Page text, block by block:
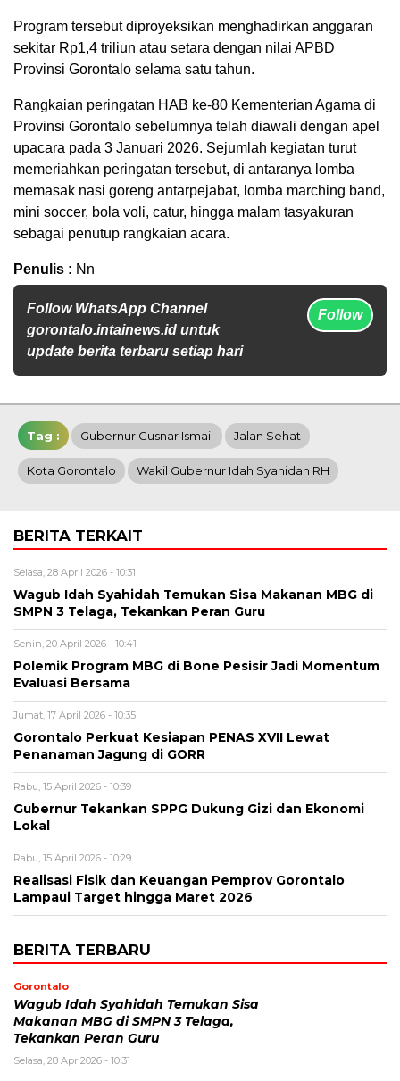
Program tersebut diproyeksikan menghadirkan anggaran
sekitar Rp1,4 triliun atau setara dengan nilai APBD
Provinsi Gorontalo selama satu tahun.
Rangkaian peringatan HAB ke-80 Kementerian Agama di
Provinsi Gorontalo sebelumnya telah diawali dengan apel
upacara pada 3 Januari 2026. Sejumlah kegiatan turut
memeriahkan peringatan tersebut, di antaranya lomba
memasak nasi goreng antarpejabat, lomba marching band,
mini soccer, bola voli, catur, hingga malam tasyakuran
sebagai penutup rangkaian acara.
Penulis : Nn
Follow WhatsApp Channel
gorontalo.intainews.id untuk
update berita terbaru setiap hari
Follow
Tag : Gubernur Gusnar Ismail Jalan Sehat
Kota Gorontalo Wakil Gubernur Idah Syahidah RH
BERITA TERKAIT
Selasa, 28 April 2026 - 10:31
Wagub Idah Syahidah Temukan Sisa Makanan MBG di
SMPN 3 Telaga, Tekankan Peran Guru
Senin, 20 April 2026 - 10:41
Polemik Program MBG di Bone Pesisir Jadi Momentum
Evaluasi Bersama
Jumat, 17 April 2026 - 10:35
Gorontalo Perkuat Kesiapan PENAS XVII Lewat
Penanaman Jagung di GORR
Rabu, 15 April 2026 - 10:39
Gubernur Tekankan SPPG Dukung Gizi dan Ekonomi
Lokal
Rabu, 15 April 2026 - 10:29
Realisasi Fisik dan Keuangan Pemprov Gorontalo
Lampaui Target hingga Maret 2026
BERITA TERBARU
Gorontalo
Wagub Idah Syahidah Temukan Sisa
Makanan MBG di SMPN 3 Telaga,
Tekankan Peran Guru
Selasa, 28 Apr 2026 - 10:31